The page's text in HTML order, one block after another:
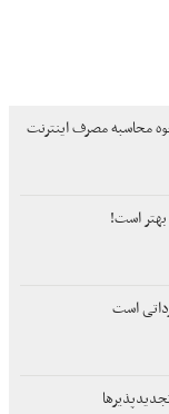
محاسبه مصرف اینترنت
بهتر است!
است